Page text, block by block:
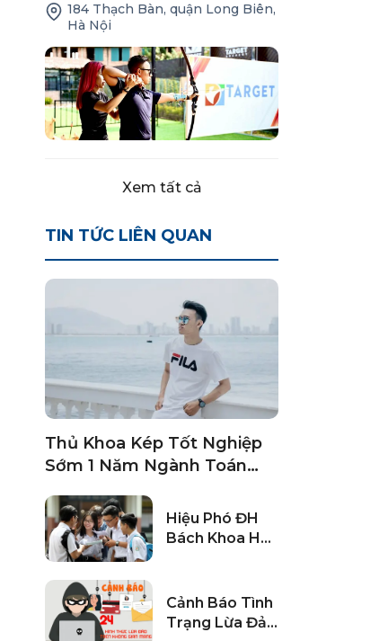
184 Thạch Bàn, quận Long Biên,
Hà Nội
Xem tất cả
TIN TỨC LIÊN QUAN
Thủ Khoa Kép Tốt Nghiệp
Sớm 1 Năm Ngành Toán
Hiệu Phó ĐH
Bách Khoa HN:
Chuyện Xả Hơi,
Có Khoảng
Cảnh Báo Tình
Trạng Lừa Đảo